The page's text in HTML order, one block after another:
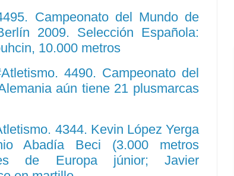
Campeonato del Mundo de
2009. Selección Española:
10.000 metros
4490. Campeonato del
aún tiene 21 plusmarcas
4344. Kevin López Yerga
Abadía Beci (3.000 metros
de Europa júnior; Javier